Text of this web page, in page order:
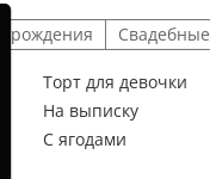
рождения Свадебные
Торт для девочки
На выписку
С ягодами